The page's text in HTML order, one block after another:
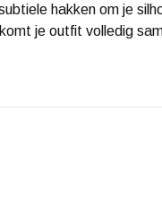
hakken om je
je outfit volledig